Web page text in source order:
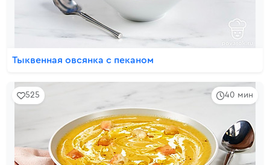
Тыквенная овсянка с пеканом
40 мин
525